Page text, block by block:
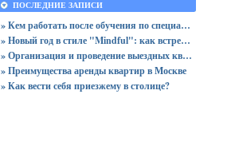
ПОСЛЕДНИЕ ЗАПИСИ
» Кем работать после обучения по специальности «Логистика»
» Новый год в стиле "Mindful": как встретить праздник, оставшись в сознании
» Организация и проведение выездных квизов
» Преимущества аренды квартир в Москве
» Как вести себя приезжему в столице?